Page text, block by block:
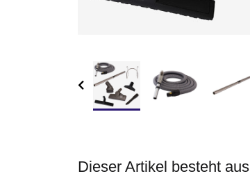
Dieser Artikel besteht aus